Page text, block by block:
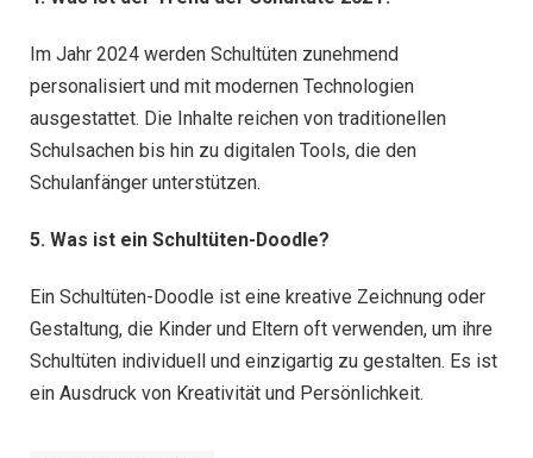
Im Jahr 2024 werden Schultüten zunehmend
personalisiert und mit modernen Technologien
ausgestattet. Die Inhalte reichen von traditionellen
Schulsachen bis hin zu digitalen Tools, die den
Schulanfänger unterstützen.
5. Was ist ein Schultüten-Doodle?
Ein Schultüten-Doodle ist eine kreative Zeichnung oder
Gestaltung, die Kinder und Eltern oft verwenden, um ihre
Schultüten individuell und einzigartig zu gestalten. Es ist
ein Ausdruck von Kreativität und Persönlichkeit.